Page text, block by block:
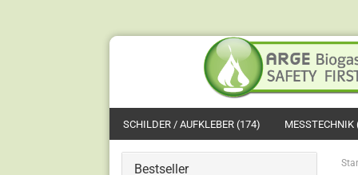
SCHILDER / AUFKLEBER (174) MESSTECHNIK
Bestseller